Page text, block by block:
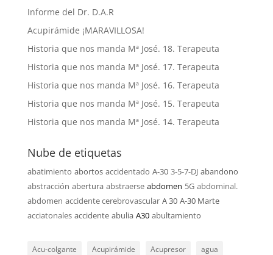
Informe del Dr. D.A.R
Acupirámide ¡MARAVILLOSA!
Historia que nos manda Mª José. 18. Terapeuta
Historia que nos manda Mª José. 17. Terapeuta
Historia que nos manda Mª José. 16. Terapeuta
Historia que nos manda Mª José. 15. Terapeuta
Historia que nos manda Mª José. 14. Terapeuta
Nube de etiquetas
abatimiento abortos accidentado A-30 3-5-7-DJ abandono
abstracción abertura abstraerse abdomen 5G abdominal.
abdomen accidente cerebrovascular A 30 A-30 Marte
acciatonales accidente abulia A30 abultamiento
Acu-colgante Acupirámide Acupresor
agua